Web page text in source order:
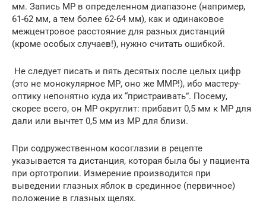
мм. Запись МР в определенном диапазоне (например,
61-62 мм, а тем более 62-64 мм), как и одинаковое
межцентровое расстояние для разных дистанций
(кроме особых случаев!), нужно считать ошибкой.
Не следует писать и пять десятых после целых цифр
(это не монокулярное МР, оно же ММР!), ибо мастеру-
оптику непонятно куда их “пристраивать”. Посему,
скорее всего, он МР округлит: прибавит 0,5 мм к МР для
дали или вычтет 0,5 мм из МР для близи.
При содружественном косоглазии в рецепте
указывается та дистанция, которая была бы у пациента
при ортотропии. Измерение производится при
выведении глазных яблок в срединное (первичное)
положение в глазных щелях.